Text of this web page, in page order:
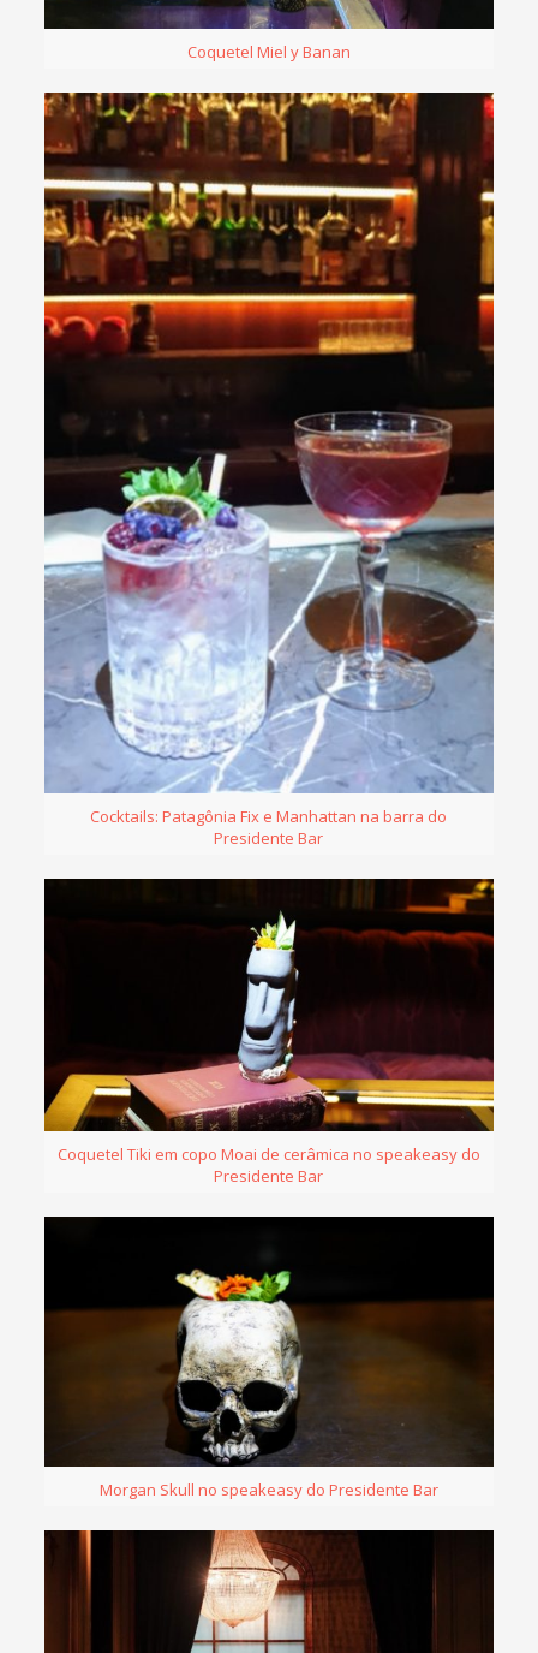
Coquetel Miel y Banan
Cocktails: Patagônia Fix e Manhattan na barra do
Presidente Bar
Coquetel Tiki em copo Moai de cerâmica no speakeasy do
Presidente Bar
Morgan Skull no speakeasy do Presidente Bar